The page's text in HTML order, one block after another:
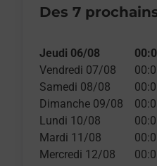
Des 7
Jeudi 06/08
Vendredi 07/08
Samedi 08/08
Dimanche 09/08
Lundi 10/08
Mardi 11/08
Mercredi 12/08